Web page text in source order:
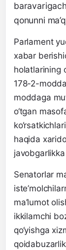
qonunni
Parlament
xabar
holatlarining
178-2-
moddaga
o‘tgan
haqida
Senatorlar
ma’lumot
ikkilamchi
qo‘yishga